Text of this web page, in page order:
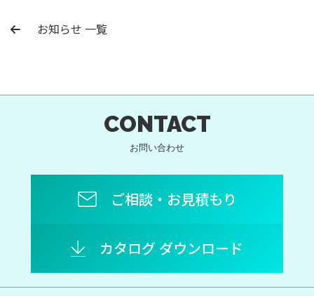
お知らせ 一覧
CONTACT
お問い合わせ
ご相談・お見積もり
カタログ ダウンロード